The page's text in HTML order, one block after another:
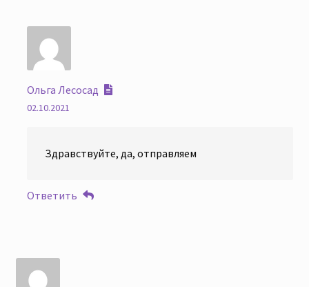
Ольга Лесосад
02.10.2021
Здравствуйте, да, отправляем
Ответить